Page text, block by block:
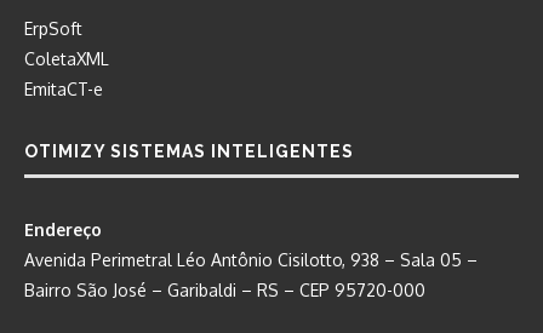
ErpSoft
ColetaXML
EmitaCT-e
OTIMIZY SISTEMAS INTELIGENTES
Endereço
Avenida Perimetral Léo Antônio Cisilotto, 938 – Sala 05 –
Bairro São José – Garibaldi – RS – CEP 95720-000